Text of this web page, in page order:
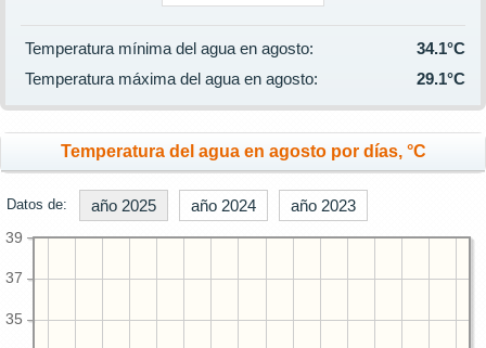
Temperatura mínima del agua en agosto:
34.1°C
Temperatura máxima del agua en agosto:
29.1°C
Temperatura del agua en agosto por días, °C
Datos de: año 2025 año 2024 año 2023
35
37
39